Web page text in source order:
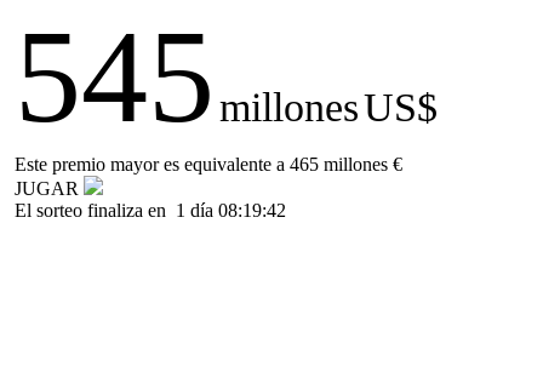
545 millonesUS$
Este premio mayor es equivalente a 465 millones €
JUGAR
El sorteo finaliza en 1 día 08:19:42